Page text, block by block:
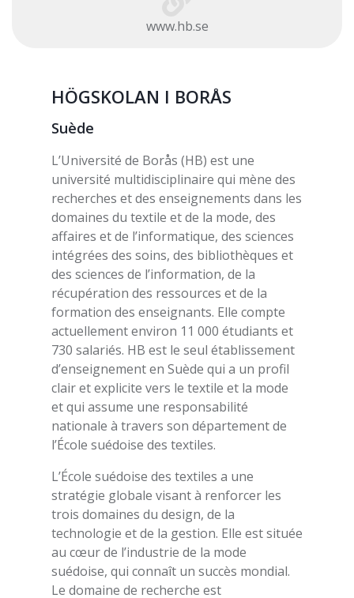
www.hb.se
HÖGSKOLAN I BORÅS
Suède
L’Université de Borås (HB) est une
université multidisciplinaire qui mène des
recherches et des enseignements dans les
domaines du textile et de la mode, des
affaires et de l’informatique, des sciences
intégrées des soins, des bibliothèques et
des sciences de l’information, de la
récupération des ressources et de la
formation des enseignants. Elle compte
actuellement environ 11 000 étudiants et
730 salariés. HB est le seul établissement
d’enseignement en Suède qui a un profil
clair et explicite vers le textile et la mode
et qui assume une responsabilité
nationale à travers son département de
l’École suédoise des textiles.
L’École suédoise des textiles a une
stratégie globale visant à renforcer les
trois domaines du design, de la
technologie et de la gestion. Elle est située
au cœur de l’industrie de la mode
suédoise, qui connaît un succès mondial.
Le domaine de recherche est